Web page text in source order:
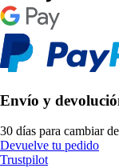
Envío y
30 días para cambiar
Devuelve tu pedido
Trustpilot